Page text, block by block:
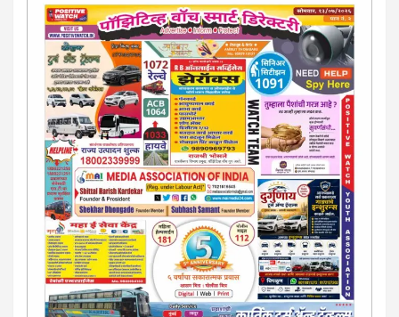
शारीरीक त्रास, फसवणूक सारख्या प्रकरणात अडकला असाल, काेर्टाची
पायरी चढला असाल तर चिंता नकाे.. आम्ही मदत करू. मार्गदर्शन करू,
कायदेशीर सल्ला देऊ. - आजच संपर्क साधा- भारत साेनुले-8888207374
या AD सतिश कुंभार -9860944728
मराठी.. इंग्रजी पेपरला जाहिरात द्यायची संपर्क साधा..
मराठी इंग्रजी दैनिकासाठी जिल्हा, राज्य आवृत्तीसाठी जाहिराती स्विकारल्या
जातील. नवशक्ती, फ्री प्रेस जर्नल साठी तुम्हीही तुमच्या नाेटीस द्या. बँक,
13/213/4 सेल्स , डिमांड नाेटीस इतरांच्यापेक्षा वाजवी दरात आम्ही आपली
जाहिरात पब्लिश करू. माेबा. 9420939699